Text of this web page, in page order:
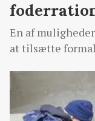
En af
at tilsætte